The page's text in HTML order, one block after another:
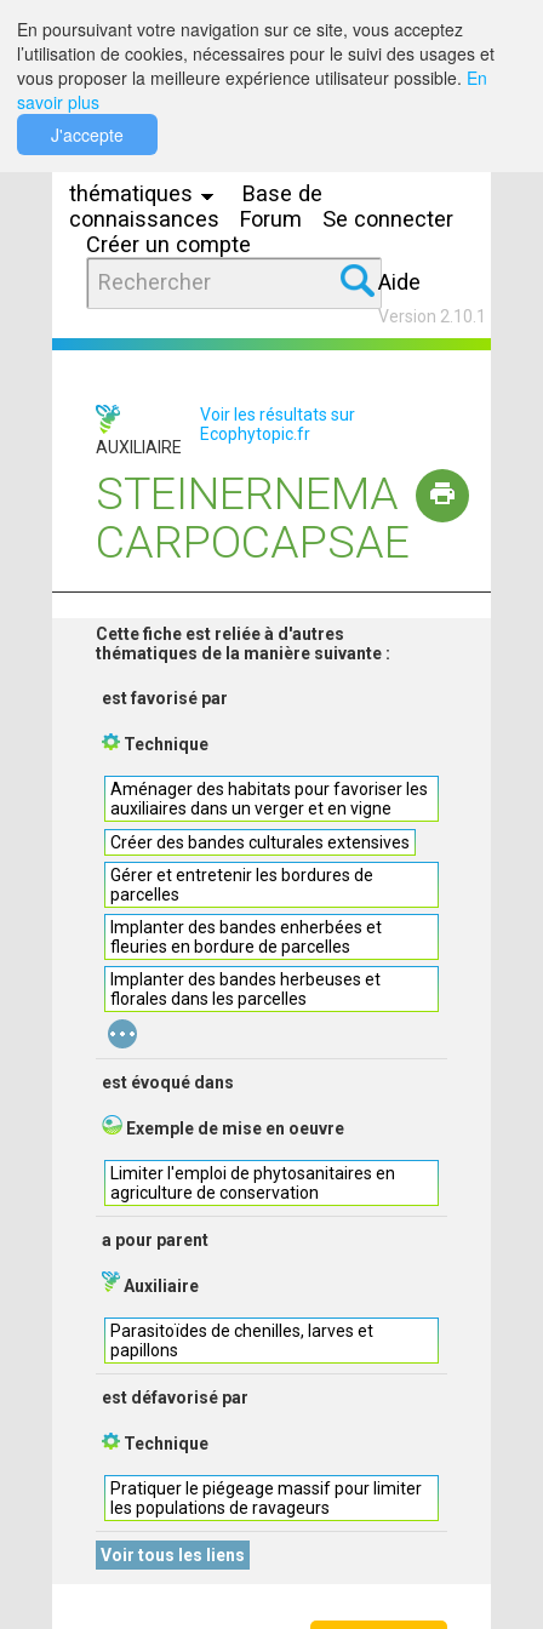
thématiques
Base de
connaissances
Forum
Se connecter
Créer un compte
Aide
Version 2.10.1
AUXILIAIRE
Voir les résultats sur
Ecophytopic.fr
STEINERNEMA
CARPOCAPSAE
Cette fiche est reliée à d'autres
thématiques de la manière suivante :
est favorisé par
Technique
Aménager des habitats pour favoriser les
auxiliaires dans un verger et en vigne
Créer des bandes culturales extensives
Gérer et entretenir les bordures de
parcelles
Implanter des bandes enherbées et
fleuries en bordure de parcelles
Implanter des bandes herbeuses et
florales dans les parcelles
...
est évoqué dans
Exemple de mise en oeuvre
Limiter l'emploi de phytosanitaires en
agriculture de conservation
a pour parent
Auxiliaire
Parasitoïdes de chenilles, larves et
papillons
est défavorisé par
Technique
Pratiquer le piégeage massif pour limiter
les populations de ravageurs
Voir tous les liens
En poursuivant votre navigation sur ce site, vous acceptez
l’utilisation de cookies, nécessaires pour le suivi des usages et
vous proposer la meilleure expérience utilisateur possible. En
savoir plus
J'accepte